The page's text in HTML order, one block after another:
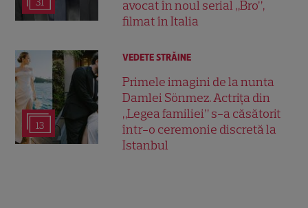
avocat în noul serial „Bro”,
filmat în Italia
13
VEDETE STRĂINE
Primele imagini de la nunta
Damlei Sönmez. Actrița din
„Legea familiei” s-a căsătorit
într-o ceremonie discretă la
Istanbul